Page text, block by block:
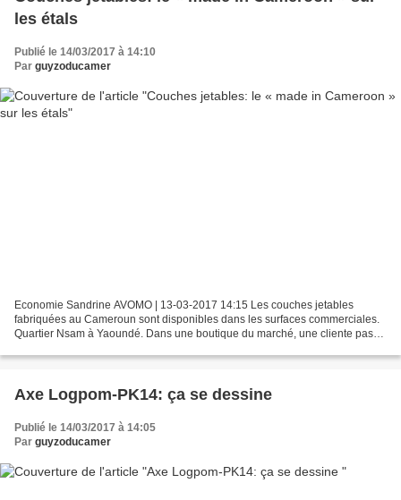
les étals
Publié le 14/03/2017 à 14:10
Par guyzoducamer
Economie Sandrine AVOMO | 13-03-2017 14:15 Les couches jetables
fabriquées au Cameroun sont disponibles dans les surfaces commerciales.
Quartier Nsam à Yaoundé. Dans une boutique du marché, une cliente passe
Axe Logpom-PK14: ça se dessine
Publié le 14/03/2017 à 14:05
Par guyzoducamer